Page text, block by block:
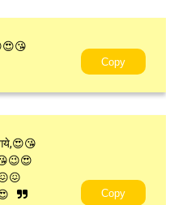
Copy
Copy